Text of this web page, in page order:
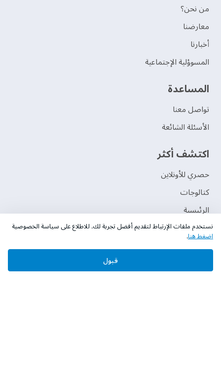
من نحن؟
‫معارضنا‬
‫أخبارنا‬
المسوؤلية الإجتماعية
‫المساعدة‬
تواصل معنا
الأسئلة الشائعة
اكتشف أكثر
حصري للأونلاين
‫كتالوجات‬
الرئيسية
برنامج الولاء عشانك
نستخدم ملفات الإرتباط لتقديم أفضل تجربة لك. للاطلاع على سياسة الخصوصية
اضغط هنا.
قبول